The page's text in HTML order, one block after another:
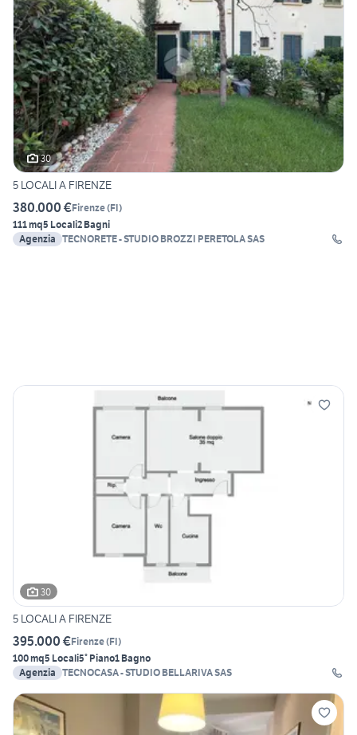
30
5 LOCALI A FIRENZE
380.000 €Firenze(FI)
111 mq5 Locali2 Bagni
Agenzia TECNORETE - STUDIO BROZZI PERETOLA SAS
30
5 LOCALI A FIRENZE
395.000 €Firenze(FI)
100 mq5 Locali5° Piano1 Bagno
Agenzia TECNOCASA - STUDIO BELLARIVA SAS